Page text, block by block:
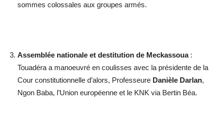
sommes colossales aux groupes armés.
Assemblée nationale et destitution de Meckassoua:
Touadéra a manoeuvré en coulisses avec la présidente de la
Cour constitutionnelle d’alors, Professeure Danièle Darlan,
Ngon Baba, l’Union européenne et le KNK via Bertin Béa.